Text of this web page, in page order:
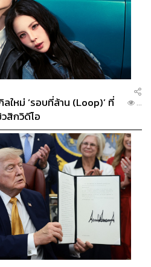
ลใหม่ ‘รอบที่ล้าน (Loop)’ ที่
สิกวิดีโอ
...